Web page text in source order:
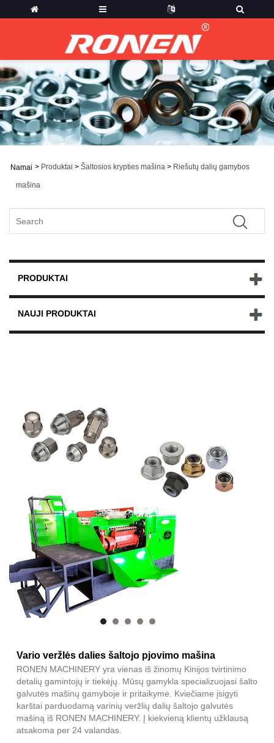
Namai > Produktai > Šaltosios krypties mašina > Riešutų dalių gamybos
mašina
PRODUKTAI
NAUJI PRODUKTAI
Vario veržlės dalies šaltojo pjovimo mašina
RONEN MACHINERY yra vienas iš žinomų Kinijos tvirtinimo
detalių gamintojų ir tiekėjų. Mūsų gamykla specializuojasi šalto
galvutės mašinų gamyboje ir pritaikyme. Kviečiame įsigyti
karštai parduodamą varinių veržlių dalių šaltojo galvutės
mašiną iš RONEN MACHINERY. Į kiekvieną klientų užklausą
atsakoma per 24 valandas.